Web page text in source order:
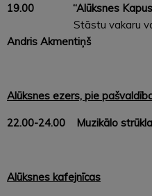
19.00 “Alūksnes
Stāstu vakaru vada
Andris Akmentiņš
Alūksnes ezers, pie
22.00-24.00 Muzikālo
Alūksnes kafejnīcas